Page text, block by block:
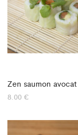
Zen saumon avocat
8.00 €